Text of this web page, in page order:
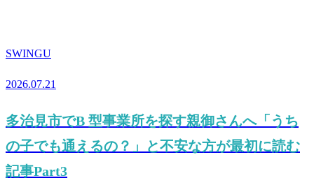
SWINGU
2026.07.21
多治見市でB 型事業所を探す親御さんへ「うち
の子でも通えるの？」と不安な方が最初に読む
記事Part3